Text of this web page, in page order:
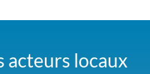
acteurs locaux